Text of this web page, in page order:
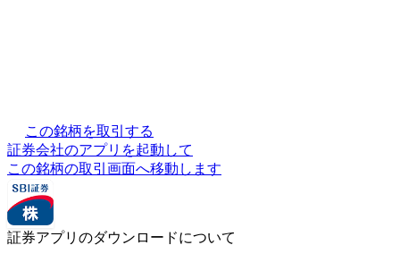
この銘柄を取引する
証券会社のアプリを起動して
この銘柄の取引画面へ移動します
証券アプリのダウンロードについて